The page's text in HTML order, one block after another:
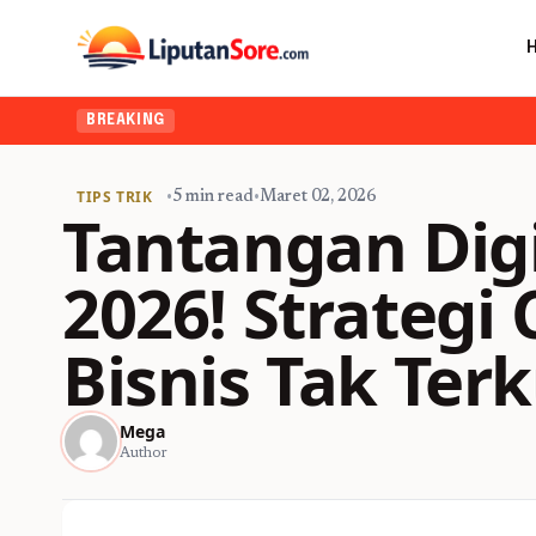
BREAKING
TIPS TRIK •5 min read•Maret 02, 2026
Tantangan
2026! Strategi
Bisnis Tak
Mega
Author